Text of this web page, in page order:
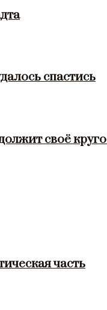
спастись
своё
часть